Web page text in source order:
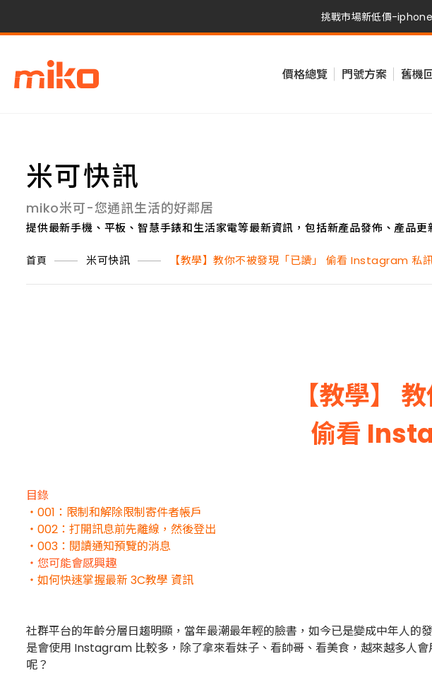
挑戰市場新低價-
挑戰市場新低價-
價格總覽 門號方案 舊機
米可快訊
miko米可-您通訊生活的好鄰居
提供最新手機、平板、智慧手錶和生活家電等最新資訊，包括新產品發佈、產品
首頁 米可快訊 【教學】教你不被發現「已讀」 偷看 Instagram 私
【教學】
偷看
目錄
・001：限制和解除限制寄件者帳戶
・002：打開訊息前先離線，然後登出
・003：閱讀通知預覽的消息
・您可能會感興趣
・如何快速掌握最新 3C教學 資訊
社群平台的年齡分層日趨明顯，當年最潮最年輕的臉書，如今已是變成中年人
是會使用 Instagram 比較多，除了拿來看妹子、看帥哥、看美食，越來越多人
呢？